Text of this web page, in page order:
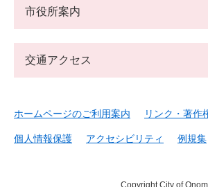
市役所案内
交通アクセス
ホームページのご利用案内 リンク・著作
個人情報保護 アクセシビリティ 例規集
Copyright City of